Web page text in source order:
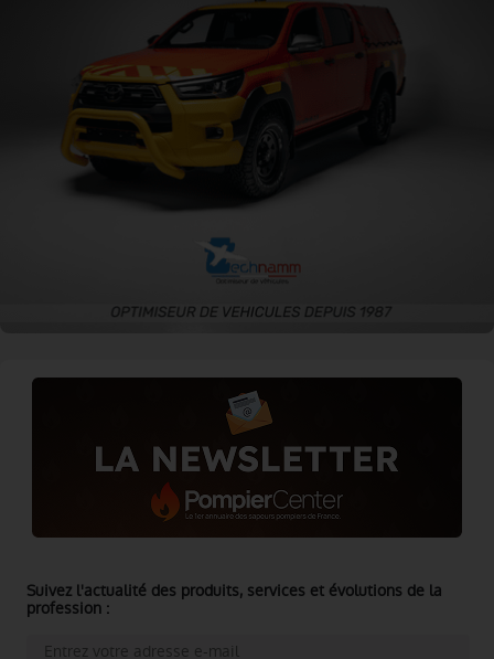
Suivez l'actualité des produits, services et évolutions de la
profession :